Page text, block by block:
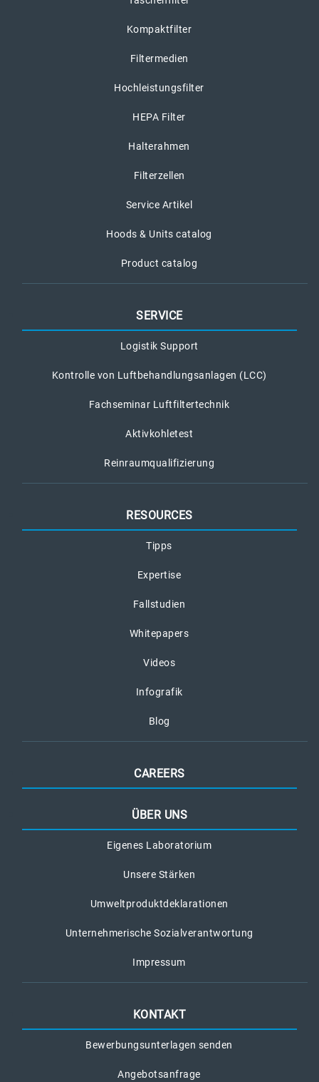
Kompaktfilter
Filtermedien
Hochleistungsfilter
HEPA Filter
Halterahmen
Filterzellen
Service Artikel
Hoods & Units catalog
Product catalog
SERVICE
Logistik Support
Kontrolle von Luftbehandlungsanlagen (LCC)
Fachseminar Luftfiltertechnik
Aktivkohletest
Reinraumqualifizierung
RESOURCES
Tipps
Expertise
Fallstudien
Whitepapers
Videos
Infografik
Blog
CAREERS
ÜBER UNS
Eigenes Laboratorium
Unsere Stärken
Umweltproduktdeklarationen
Unternehmerische Sozialverantwortung
Impressum
KONTAKT
Bewerbungsunterlagen senden
Angebotsanfrage